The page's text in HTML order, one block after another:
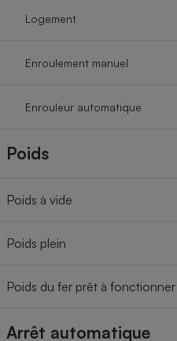
Logement
Enroulement manuel
Enrouleur automatique
Poids
Poids à vide
Poids plein
Poids du fer prêt à fonctionner
Arrêt automatique